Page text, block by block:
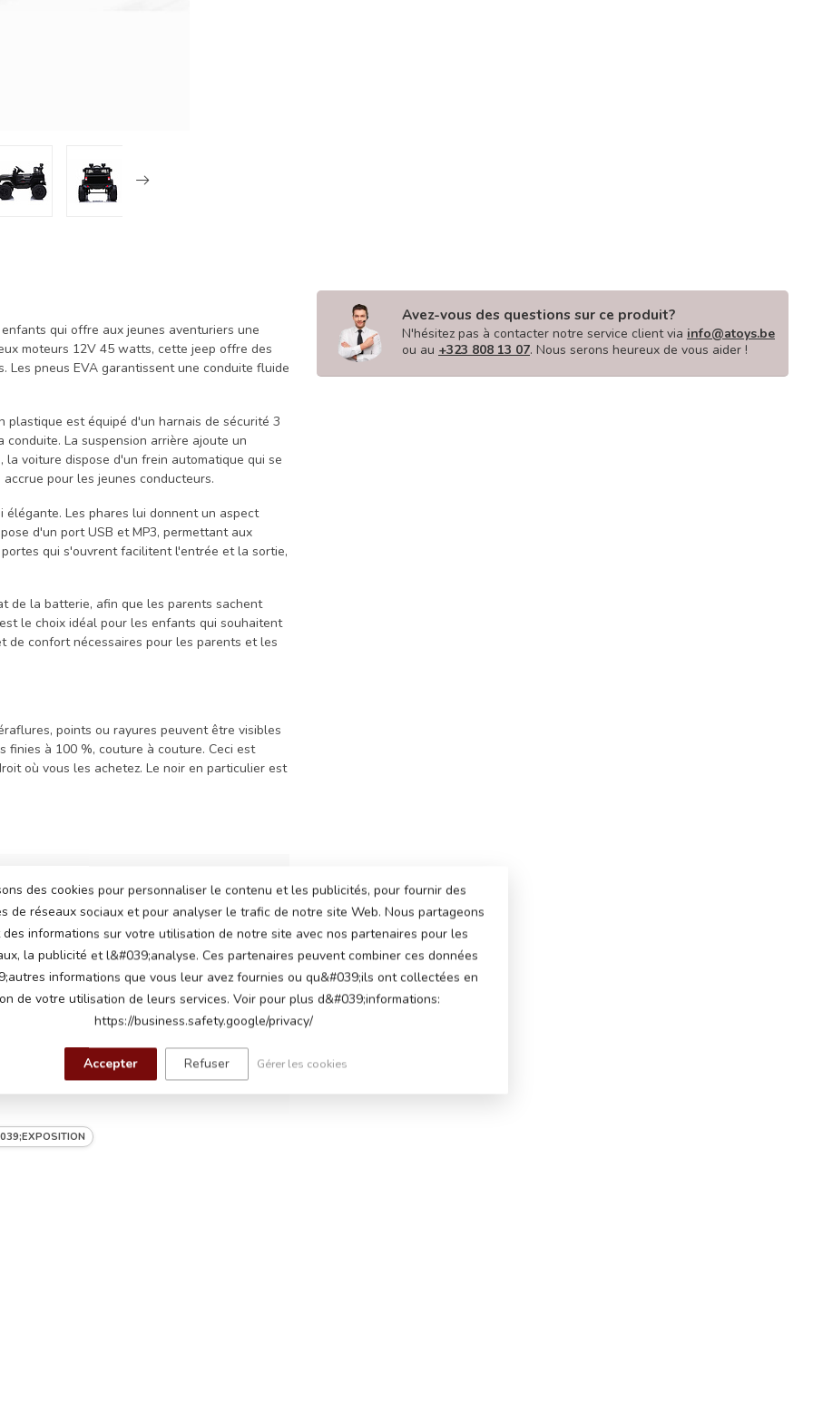
qui offre aux jeunes aventuriers une
moteurs 12V 45 watts, cette jeep offre des
Les pneus EVA garantissent une conduite fluide
plastique est équipé d'un harnais de sécurité 3
La suspension arrière ajoute un
voiture dispose d'un frein automatique qui se
pour les jeunes conducteurs.
élégante. Les phares lui donnent un aspect
d'un port USB et MP3, permettant aux
qui s'ouvrent facilitent l'entrée et la sortie,
de la batterie, afin que les parents sachent
le choix idéal pour les enfants qui souhaitent
de confort nécessaires pour les parents et les
points ou rayures peuvent être visibles
à 100 %, couture à couture. Ceci est
où vous les achetez. Le noir en particulier est
7Ah
45 watt, un moteur sur chaque roue arrière
jusqu'à 5 km par heure
démarrage, boutons de musique sur le
musique avec port MP3 et USB
Avez-vous des questions sur ce produit?
N'hésitez pas à contacter notre service client via info@atoys.be
ou au +323 808 13 07. Nous serons heureux de vous aider !
des cookies pour personnaliser le contenu et les publicités, pour fournir des
de réseaux sociaux et pour analyser le trafic de notre site Web. Nous partageons
informations sur votre utilisation de notre site avec nos partenaires pour les
la publicité et l&#039;analyse. Ces partenaires peuvent combiner ces données
informations que vous leur avez fournies ou qu&#039;ils ont collectées en
de votre utilisation de leurs services. Voir pour plus d&#039;informations:
https://business.safety.google/privacy/
Accepter Refuser Gérer les cookies